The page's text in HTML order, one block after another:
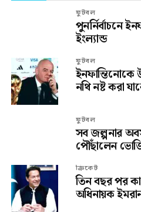
ফুটবল
পুনর্নির্বাচনে
ইংল্যান্ড
ফুটবল
ইনফান্তিনোকে
নথি নষ্ট করা
ফুটবল
সব জল্পনার
পৌঁছালেন
ক্রিকেট
তিন বছর পর
অধিনায়ক